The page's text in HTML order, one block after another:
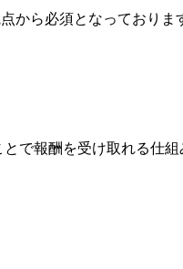
から必須となっており
で報酬を受け取れる仕